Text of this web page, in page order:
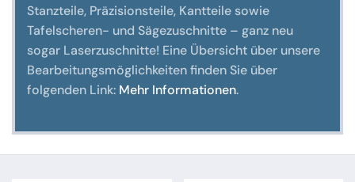
Stanzteile, Präzisionsteile, Kantteile sowie
Tafelscheren- und Sägezuschnitte – ganz neu
sogar Laserzuschnitte! Eine Übersicht über unsere
Bearbeitungsmöglichkeiten finden Sie über
folgenden Link: Mehr Informationen.